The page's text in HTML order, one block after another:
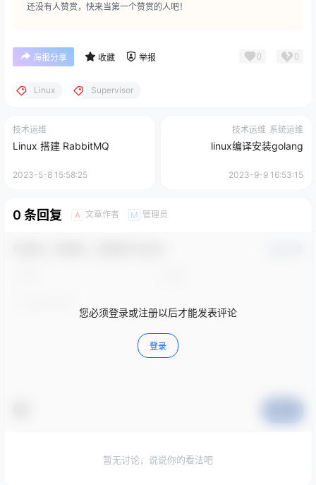
还没有人赞赏，快来当第一个赞赏的人吧！
海报分享 收藏 举报 0 0
Linux Supervisor
技术运维
Linux 搭建 RabbitMQ
2023-5-8 15:58:25
技术运维 系统运维
linux编译安装golang
2023-9-9 16:53:15
0 条回复 A 文章作者 M 管理员
您必须登录或注册以后才能发表评论
登录
暂无讨论，说说你的看法吧